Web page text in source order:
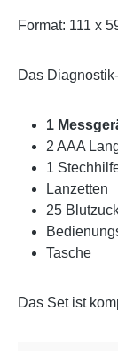
Format: 111 x
Das
1
2 AAA
1
Lanzetten
25
Tasche
Das Set ist